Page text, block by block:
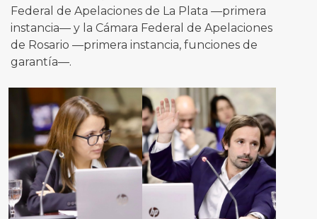
Federal de Apelaciones de La Plata —primera
instancia— y la Cámara Federal de Apelaciones
de Rosario —primera instancia, funciones de
garantía—.